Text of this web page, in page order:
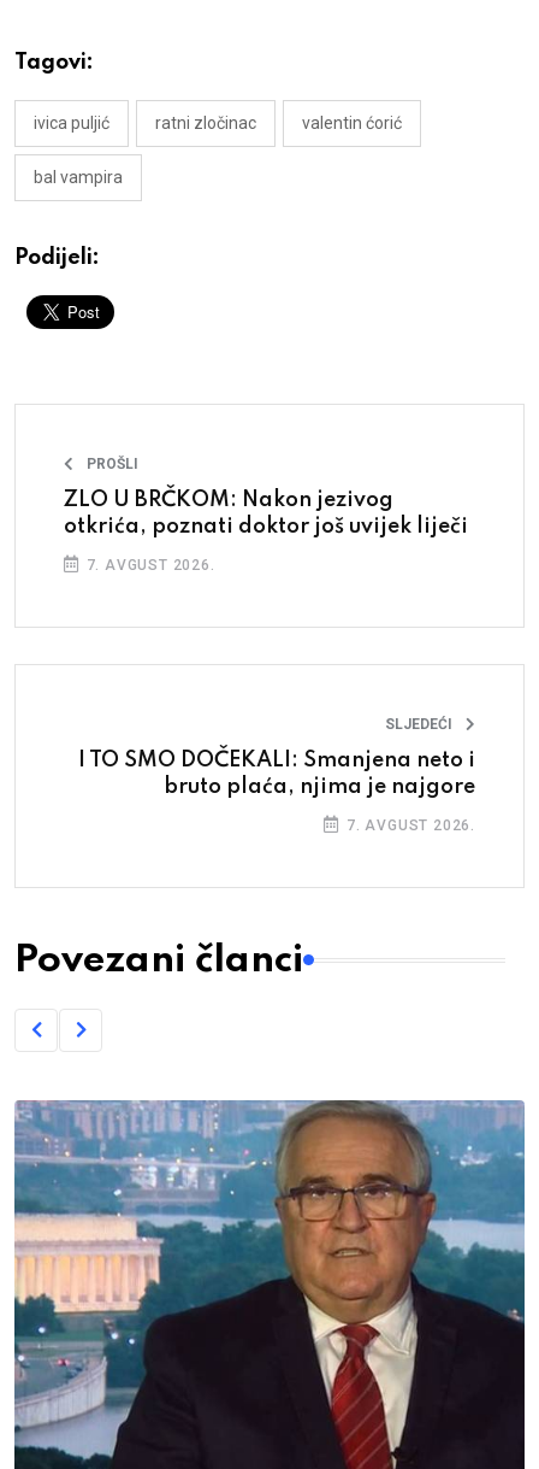
Tagovi:
ivica puljić ratni zločinac valentin ćorić
bal vampira
Podijeli:
PROŠLI
ZLO U BRČKOM: Nakon jezivog
otkrića, poznati doktor još uvijek liječi
7. AVGUST 2026.
SLJEDEĆI
I TO SMO DOČEKALI: Smanjena neto i
bruto plaća, njima je najgore
7. AVGUST 2026.
Povezani članci